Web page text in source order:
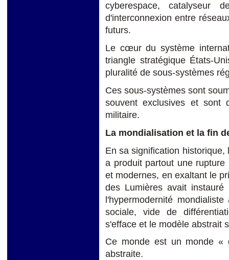
cyberespace, catalyseur
d'interconnexion entre
futurs.
Le cœur du système
triangle stratégique États-
pluralité de sous-systèmes
Ces sous-systèmes sont
souvent exclusives et sont
militaire.
La mondialisation et la fin
En sa signification
a produit partout une
et modernes, en exaltant le
des Lumières avait
l'hypermodernité
sociale, vide de
s'efface et le modèle abstrait
Ce monde est un monde «
abstraite.